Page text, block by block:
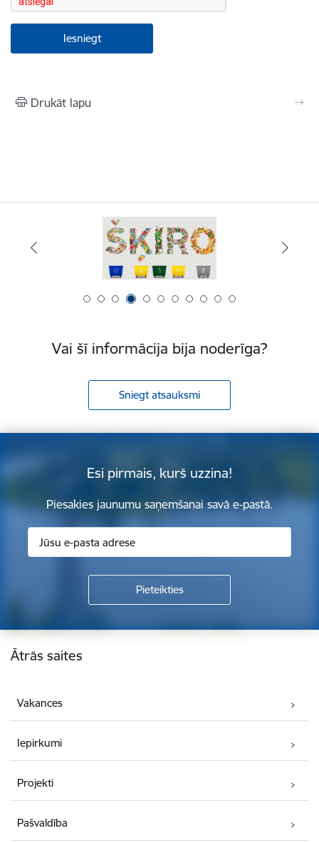
Drukāt lapu
Vai šī informācija bija noderīga?
Sniegt atsauksmi
Esi pirmais, kurš uzzina!
Piesakies jaunumu saņemšanai savā e-pastā.
Kājene
Ātrās saites
Vakances
Iepirkumi
Projekti
Pašvaldība